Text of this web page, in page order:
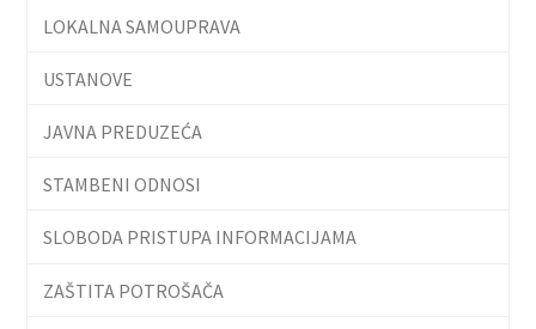
LOKALNA SAMOUPRAVA
USTANOVE
JAVNA PREDUZEĆA
STAMBENI ODNOSI
SLOBODA PRISTUPA INFORMACIJAMA
ZAŠTITA POTROŠAČA